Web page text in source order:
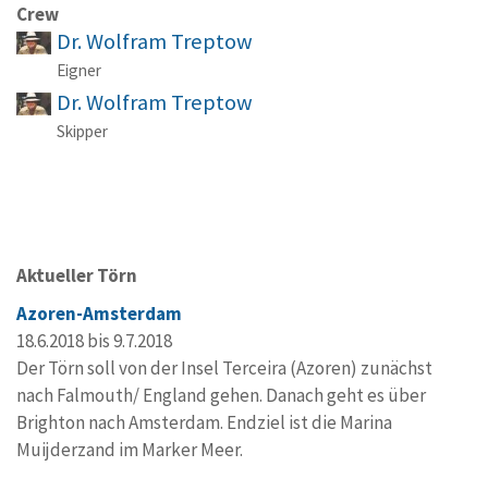
Crew
Dr. Wolfram Treptow
Eigner
Dr. Wolfram Treptow
Skipper
Aktueller Törn
Azoren-Amsterdam
18.6.2018 bis 9.7.2018
Der Törn soll von der Insel Terceira (Azoren) zunächst
nach Falmouth/ England gehen. Danach geht es über
Brighton nach Amsterdam. Endziel ist die Marina
Muijderzand im Marker Meer.